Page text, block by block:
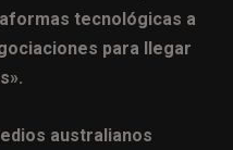
tecnológicas a
para llegar
australianos